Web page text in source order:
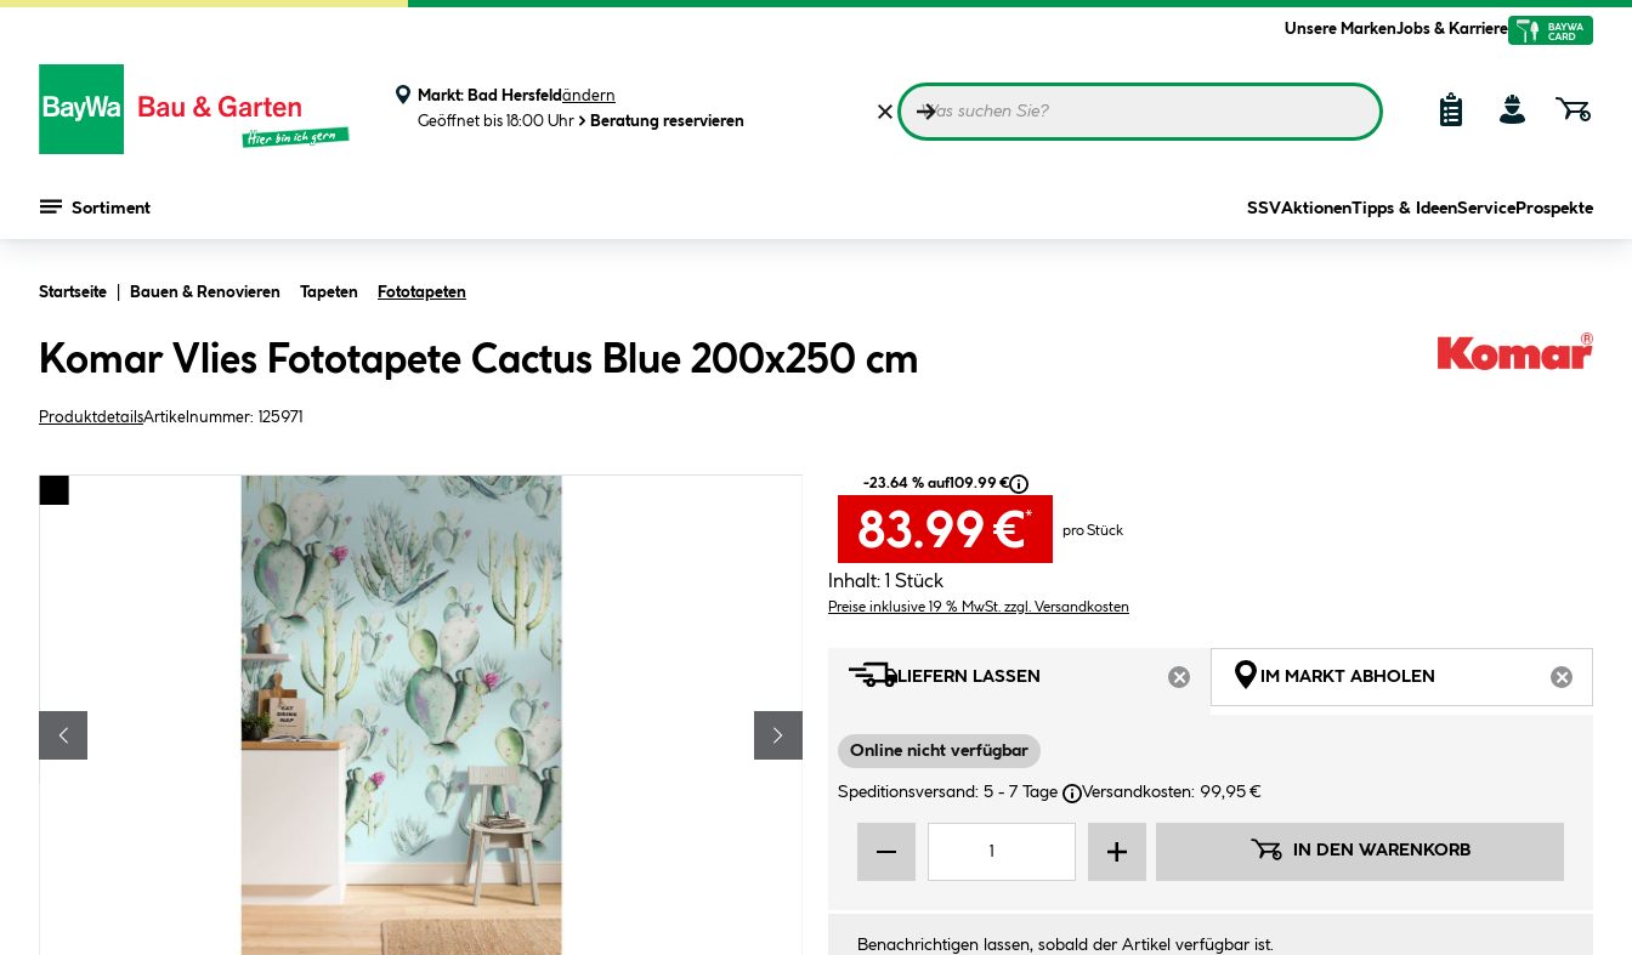
Unsere MarkenJobs & Karriere
Markt: Bad Hersfeldändern
Geöffnet bis 18:00 Uhr
Beratung reservieren
Sortiment SSVAktionenTipps & IdeenService Prospekte
Startseite Bauen & Renovieren Tapeten Fototapeten
Komar Vlies Fototapete Cactus Blue 200x250 cm
ProduktdetailsArtikelnummer: 125971
-23.64 % auf109.99 €
83.99 €*
pro Stück
Inhalt: 1 Stück
Preise inklusive 19 % MwSt. zzgl. Versandkosten
LIEFERN LASSEN
ARTIKEL NICHT VERFÜGBAR
IM MARKT ABHOLEN
Online nicht verfügbar
Speditionsversand: 5 - 7 Tage Versandkosten: 99,95 €
IN DEN WARENKORB
Benachrichtigen lassen, sobald der Artikel verfügbar ist.